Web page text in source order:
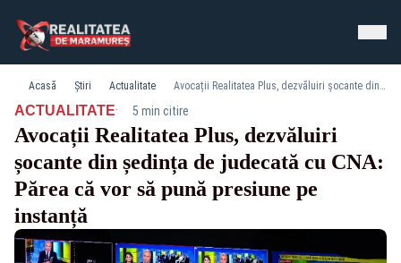
Acasă Știri Actualitate Avocații Realitatea Plus, dezvăluiri șocante din ședința de judecată cu CNA: Părea că vor să pună presiune pe instanță
ACTUALITATE· 5 min citire
Avocații Realitatea Plus, dezvăluiri
șocante din ședința de judecată cu CNA:
Părea că vor să pună presiune pe
instanță